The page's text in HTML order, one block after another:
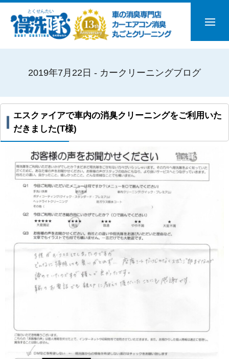
2019年7月22日 - カークリーニングブログ
エスクァイアで車内の消臭クリーニングをご利用いた
だきました(T様)